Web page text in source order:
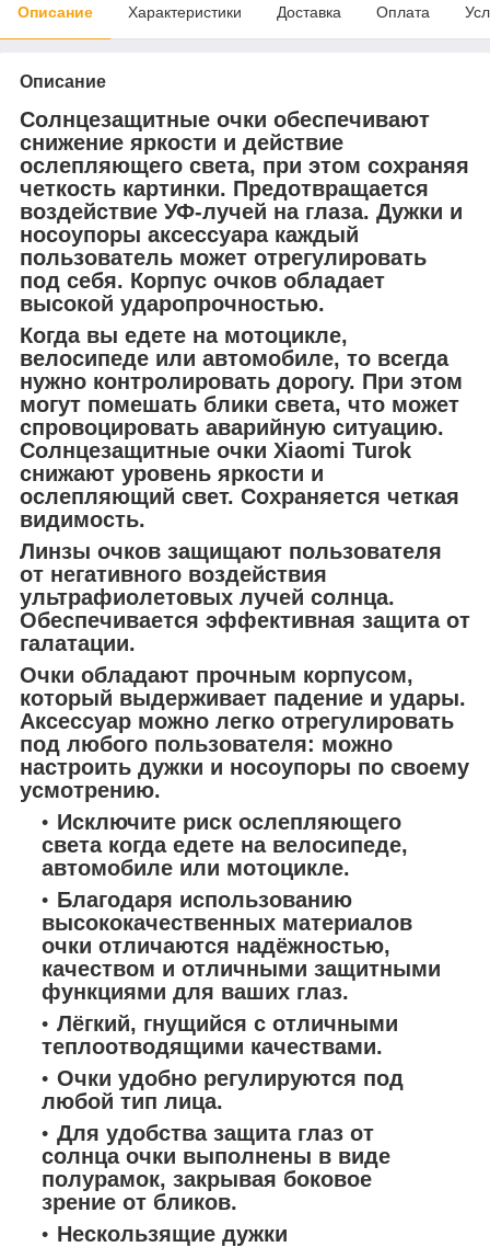
Описание Характеристики Доставка Оплата
Описание
Солнцезащитные очки обеспечивают
снижение яркости и действие
ослепляющего света, при этом сохраняя
четкость картинки. Предотвращается
воздействие УФ-лучей на глаза. Дужки и
носоупоры аксессуара каждый
пользователь может отрегулировать
под себя. Корпус очков обладает
высокой ударопрочностью.
Когда вы едете на мотоцикле,
велосипеде или автомобиле, то всегда
нужно контролировать дорогу. При этом
могут помешать блики света, что может
спровоцировать аварийную ситуацию.
Солнцезащитные очки Xiaomi Turok
снижают уровень яркости и
ослепляющий свет. Сохраняется четкая
видимость.
Линзы очков защищают пользователя
от негативного воздействия
ультрафиолетовых лучей солнца.
Обеспечивается эффективная защита от
галатации.
Очки обладают прочным корпусом,
который выдерживает падение и удары.
Аксессуар можно легко отрегулировать
под любого пользователя: можно
настроить дужки и носоупоры по своему
усмотрению.
Исключите риск ослепляющего
света когда едете на велосипеде,
автомобиле или мотоцикле.
Благодаря использованию
высококачественных материалов
очки отличаются надёжностью,
качеством и отличными защитными
функциями для ваших глаз.
Лёгкий, гнущийся с отличными
теплоотводящими качествами.
Очки удобно регулируются под
любой тип лица.
Для удобства защита глаз от
солнца очки выполнены в виде
полурамок, закрывая боковое
зрение от бликов.
Нескользящие дужки